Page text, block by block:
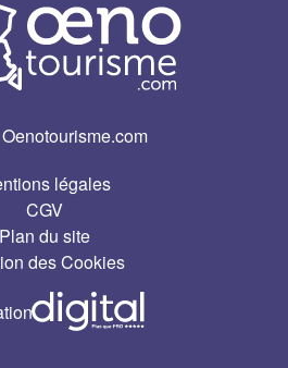
légales
CGV
Plan du site
des Cookies